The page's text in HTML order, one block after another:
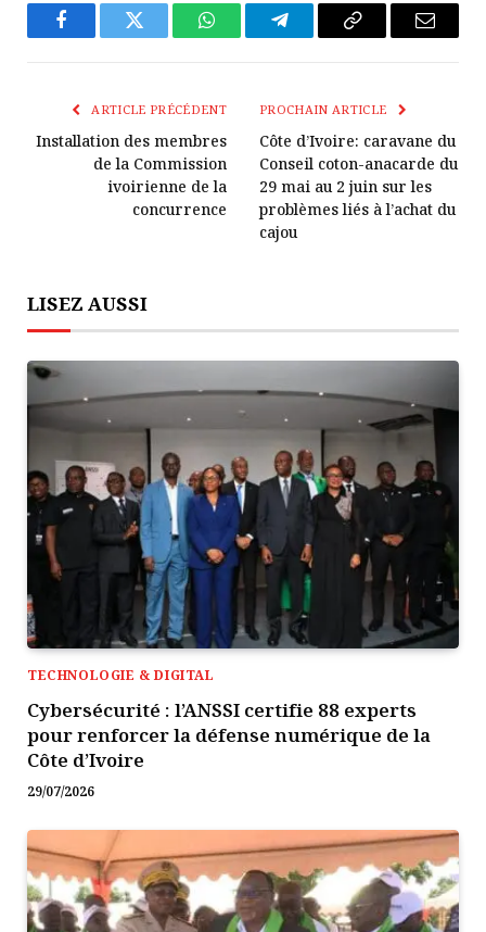
FacebookTwitter WhatsAppTélégrammeCopier
Lien
E-
ARTICLE PRÉCÉDENT
Installation des membres
de la Commission
ivoirienne de la
concurrence
PROCHAIN ARTICLE
Côte d’Ivoire: caravane du
Conseil coton-anacarde du
29 mai au 2 juin sur les
problèmes liés à l’achat du
cajou
LISEZ AUSSI
TECHNOLOGIE & DIGITAL
Cybersécurité : l’ANSSI certifie 88 experts
pour renforcer la défense numérique de la
Côte d’Ivoire
29/07/2026